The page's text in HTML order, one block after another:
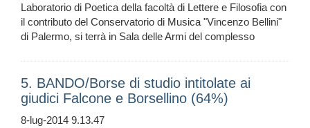
Laboratorio di Poetica della facoltà di Lettere e Filosofia con
il contributo del Conservatorio di Musica "Vincenzo Bellini"
di Palermo, si terrà in Sala delle Armi del complesso
5. BANDO/Borse di studio intitolate ai
giudici Falcone e Borsellino (64%)
8-lug-2014 9.13.47